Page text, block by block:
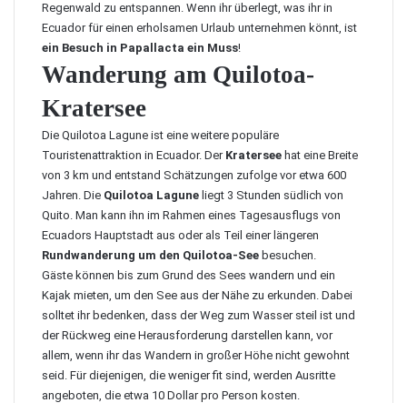
Regenwald zu entspannen. Wenn ihr überlegt, was ihr in
Ecuador für einen erholsamen Urlaub unternehmen könnt, ist
ein Besuch in Papallacta ein Muss!
Wanderung am Quilotoa-
Kratersee
Die Quilotoa Lagune ist eine weitere populäre
Touristenattraktion in Ecuador. Der Kratersee hat eine Breite
von 3 km und entstand Schätzungen zufolge vor etwa 600
Jahren. Die Quilotoa Lagune liegt 3 Stunden südlich von
Quito. Man kann ihn im Rahmen eines Tagesausflugs von
Ecuadors Hauptstadt aus oder als Teil einer längeren
Rundwanderung um den Quilotoa-See besuchen.
Gäste können bis zum Grund des Sees wandern und ein
Kajak mieten, um den See aus der Nähe zu erkunden. Dabei
solltet ihr bedenken, dass der Weg zum Wasser steil ist und
der Rückweg eine Herausforderung darstellen kann, vor
allem, wenn ihr das Wandern in großer Höhe nicht gewohnt
seid. Für diejenigen, die weniger fit sind, werden Ausritte
angeboten, die etwa 10 Dollar pro Person kosten.